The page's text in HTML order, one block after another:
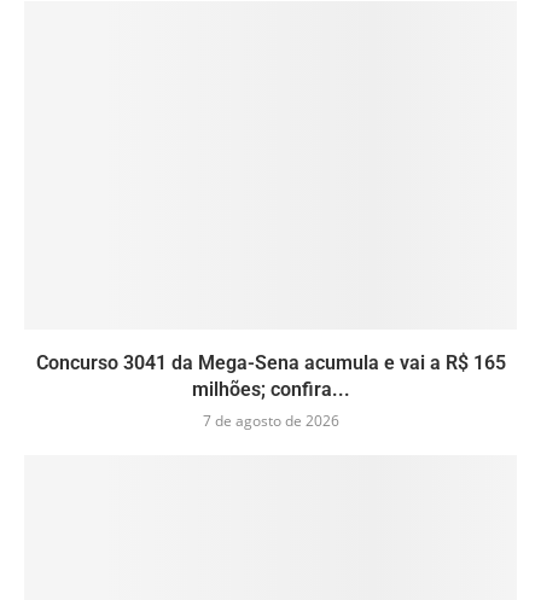
Concurso 3041 da Mega-Sena acumula e vai a R$ 165
milhões; confira...
7 de agosto de 2026